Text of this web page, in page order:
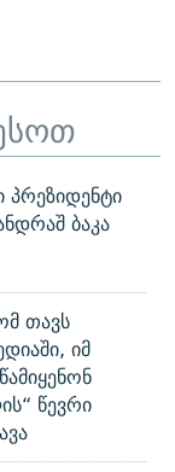
პრეზიდენტი
ბაკა
თავს
იმ
წევრი